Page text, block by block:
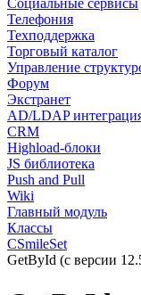
Социальные сервисы
Телефония
Техподдержка
Торговый каталог
Управление
Форум
Экстранет
AD/LDAP
CRM
Highload-блоки
JS библиотека
Push and Pull
Wiki
Главный модуль
Классы
CSmileSet
GetById (с версии